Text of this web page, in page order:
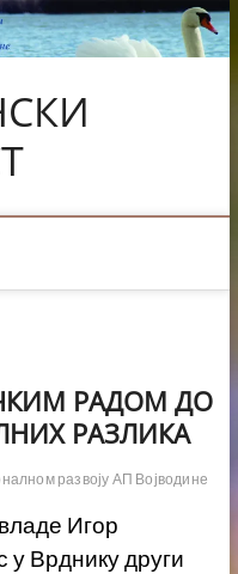
РАДОМ ДО
РАЗЛИКА
развоју АП Војводине
Игор
у Врднику други